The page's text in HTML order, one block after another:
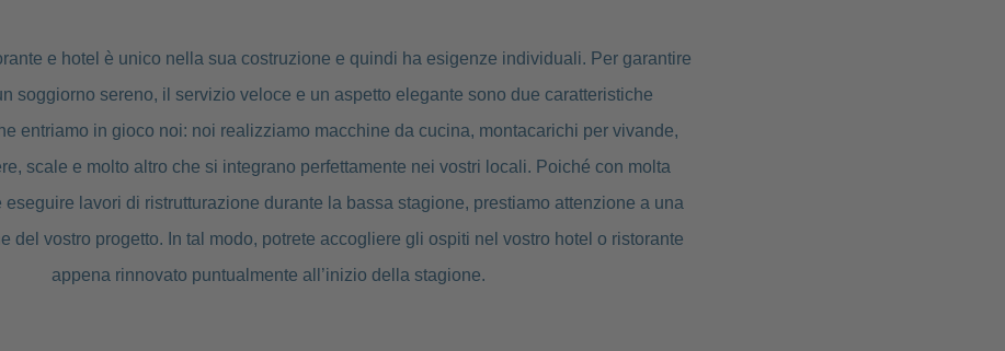
e hotel è unico nella sua costruzione e quindi ha esigenze individuali. Per garantire
soggiorno sereno, il servizio veloce e un aspetto elegante sono due caratteristiche
entriamo in gioco noi: noi realizziamo macchine da cucina, montacarichi per vivande,
scale e molto altro che si integrano perfettamente nei vostri locali. Poiché con molta
eseguire lavori di ristrutturazione durante la bassa stagione, prestiamo attenzione a una
del vostro progetto. In tal modo, potrete accogliere gli ospiti nel vostro hotel o ristorante
appena rinnovato puntualmente all’inizio della stagione.